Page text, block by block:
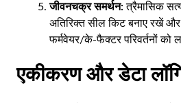
जीवनचक्र समर्थन:त्रैमासिक
अतिरिक्त सील किट बनाए रखें
फर्मवेयर/के-फैक्टर परिवर्तनों को
एकीकरण और डेटा